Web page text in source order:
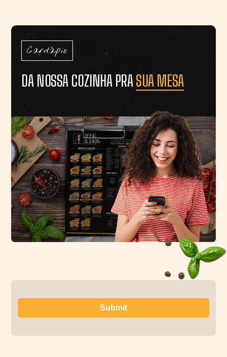
Cardápio
DA NOSSA COZINHA PRASUA MESA